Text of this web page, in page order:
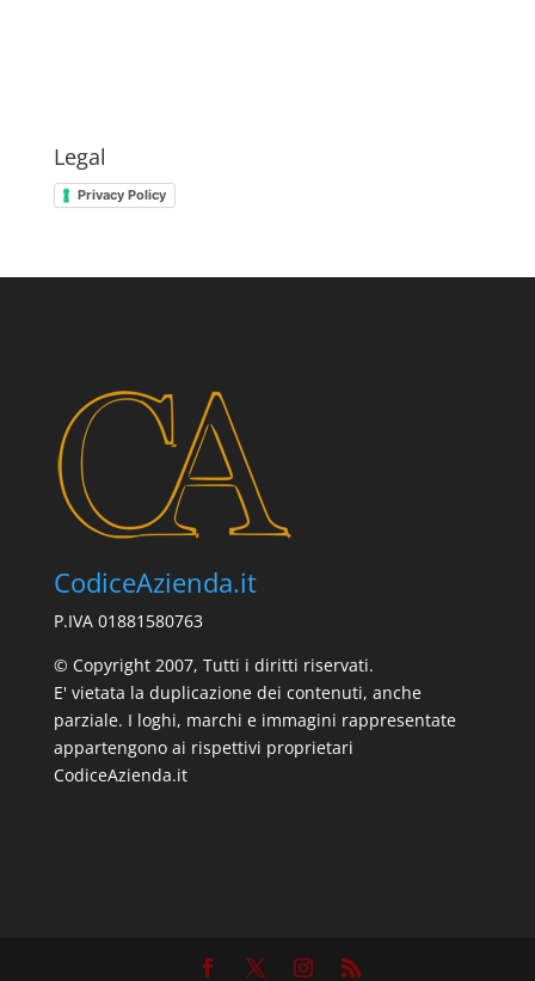
Legal
Privacy Policy
CodiceAzienda.it
P.IVA 01881580763
© Copyright 2007, Tutti i diritti riservati.
E' vietata la duplicazione dei contenuti, anche
parziale. I loghi, marchi e immagini rappresentate
appartengono ai rispettivi proprietari
CodiceAzienda.it